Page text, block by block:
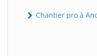
Chantier pro à